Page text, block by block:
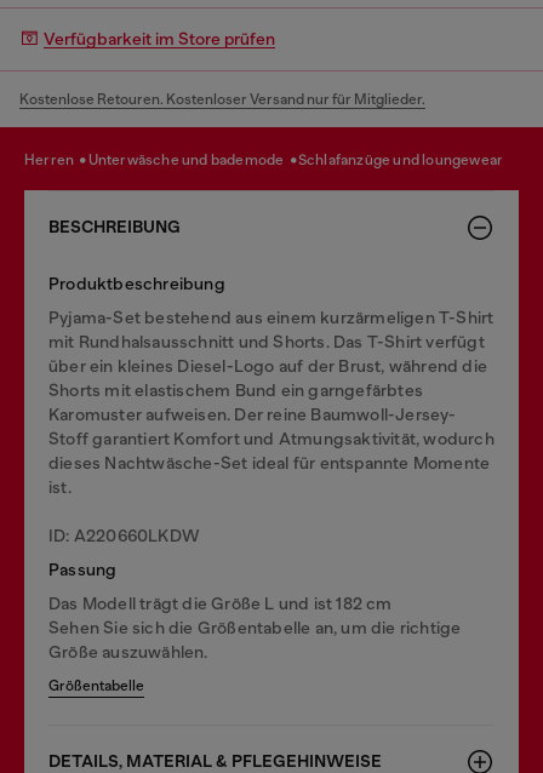
Verfügbarkeit im Store prüfen
Kostenlose Retouren. Kostenloser Versand nur für Mitglieder.
herren unterwäsche und bademode schlafanzüge und loungewear
BESCHREIBUNG
Produktbeschreibung
Pyjama-Set bestehend aus einem kurzärmeligen T-Shirt
mit Rundhalsausschnitt und Shorts. Das T-Shirt verfügt
über ein kleines Diesel-Logo auf der Brust, während die
Shorts mit elastischem Bund ein garngefärbtes
Karomuster aufweisen. Der reine Baumwoll-Jersey-
Stoff garantiert Komfort und Atmungsaktivität, wodurch
dieses Nachtwäsche-Set ideal für entspannte Momente
ist.
ID: A220660LKDW
Passung
Das Modell trägt die Größe L und ist 182 cm
Sehen Sie sich die Größentabelle an, um die richtige
Größe auszuwählen.
Größentabelle
DETAILS, MATERIAL & PFLEGEHINWEISE